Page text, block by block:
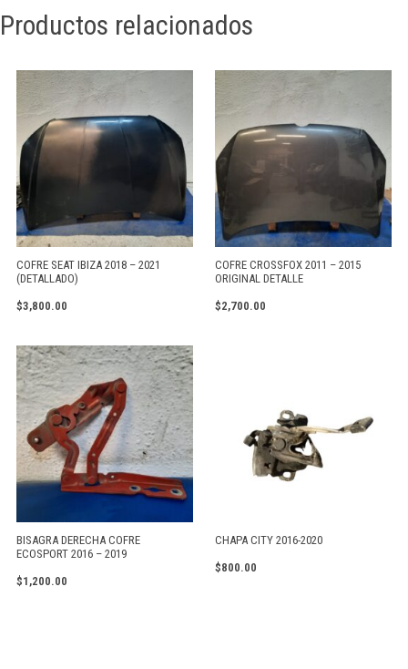
Productos relacionados
COFRE SEAT IBIZA 2018 – 2021
(DETALLADO)
$3,800.00
COFRE CROSSFOX 2011 – 2015
ORIGINAL DETALLE
$2,700.00
BISAGRA DERECHA COFRE
ECOSPORT 2016 – 2019
$1,200.00
CHAPA CITY 2016-2020
$800.00